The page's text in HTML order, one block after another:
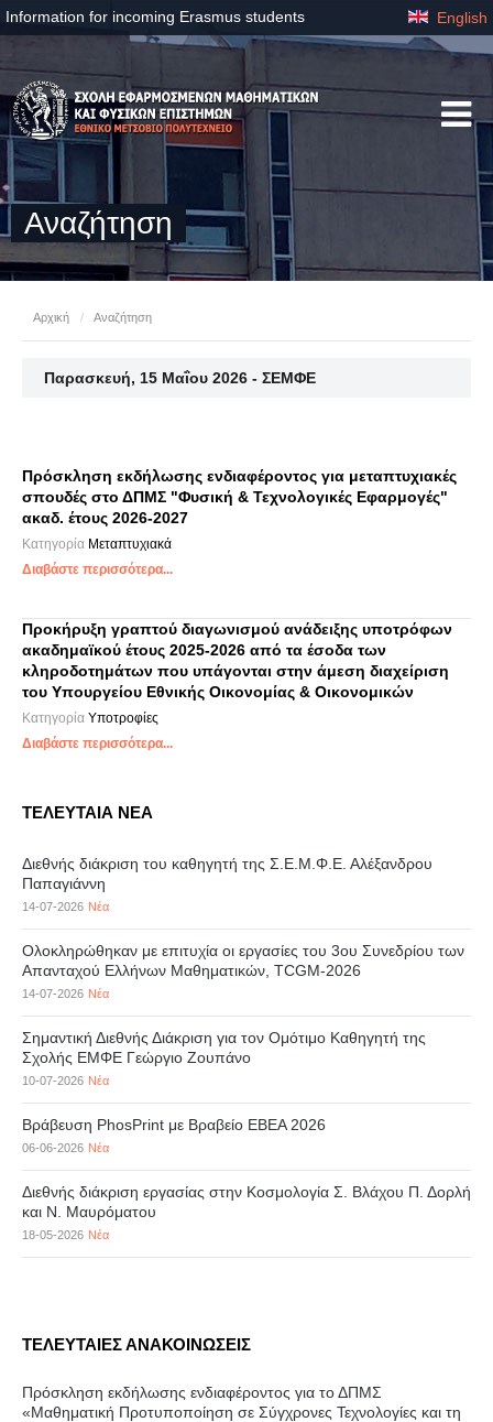
Information for incoming Erasmus students English
Αναζήτηση
Αρχική / Αναζήτηση
Παρασκευή, 15 Μαΐου 2026 - ΣΕΜΦΕ
Πρόσκληση εκδήλωσης ενδιαφέροντος για μεταπτυχιακές
σπουδές στο ΔΠΜΣ "Φυσική & Τεχνολογικές Εφαρμογές"
ακαδ. έτους 2026-2027
Κατηγορία Μεταπτυχιακά
Διαβάστε περισσότερα...
Προκήρυξη γραπτού διαγωνισμού ανάδειξης υποτρόφων
ακαδημαϊκού έτους 2025-2026 από τα έσοδα των
κληροδοτημάτων που υπάγονται στην άμεση διαχείριση
του Υπουργείου Εθνικής Οικονομίας & Οικονομικών
Κατηγορία Υποτροφίες
Διαβάστε περισσότερα...
ΤΕΛΕΥΤΑΙΑ ΝΕΑ
Διεθνής διάκριση του καθηγητή της Σ.Ε.Μ.Φ.Ε. Αλέξανδρου
Παπαγιάννη
14-07-2026 Νέα
Ολοκληρώθηκαν με επιτυχία οι εργασίες του 3ου Συνεδρίου των
Απανταχού Ελλήνων Μαθηματικών, TCGM-2026
14-07-2026 Νέα
Σημαντική Διεθνής Διάκριση για τον Ομότιμο Καθηγητή της
Σχολής ΕΜΦΕ Γεώργιο Ζουπάνο
10-07-2026 Νέα
Βράβευση PhosPrint με Βραβείο ΕΒΕΑ 2026
06-06-2026 Νέα
Διεθνής διάκριση εργασίας στην Κοσμολογία Σ. Βλάχου Π. Δορλή
και Ν. Μαυρόματου
18-05-2026 Νέα
ΤΕΛΕΥΤΑΙΕΣ ΑΝΑΚΟΙΝΩΣΕΙΣ
Πρόσκληση εκδήλωσης ενδιαφέροντος για το ΔΠΜΣ
«Μαθηματική Προτυποποίηση σε Σύγχρονες Τεχνολογίες και τη